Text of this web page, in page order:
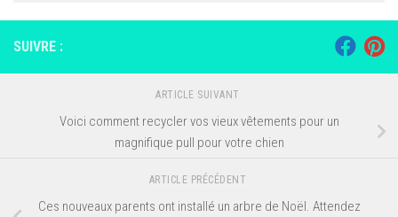
SUIVRE :
ARTICLE SUIVANT
Voici comment recycler vos vieux vêtements pour un
magnifique pull pour votre chien
ARTICLE PRÉCÉDENT
Ces nouveaux parents ont installé un arbre de Noël. Attendez